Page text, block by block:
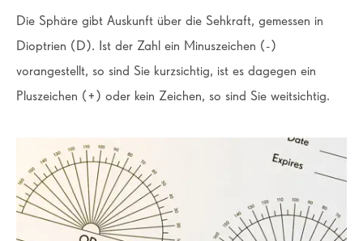
Die Sphäre gibt Auskunft über die Sehkraft, gemessen in
Dioptrien (D). Ist der Zahl ein Minuszeichen (-)
vorangestellt, so sind Sie kurzsichtig, ist es dagegen ein
Pluszeichen (+) oder kein Zeichen, so sind Sie weitsichtig.